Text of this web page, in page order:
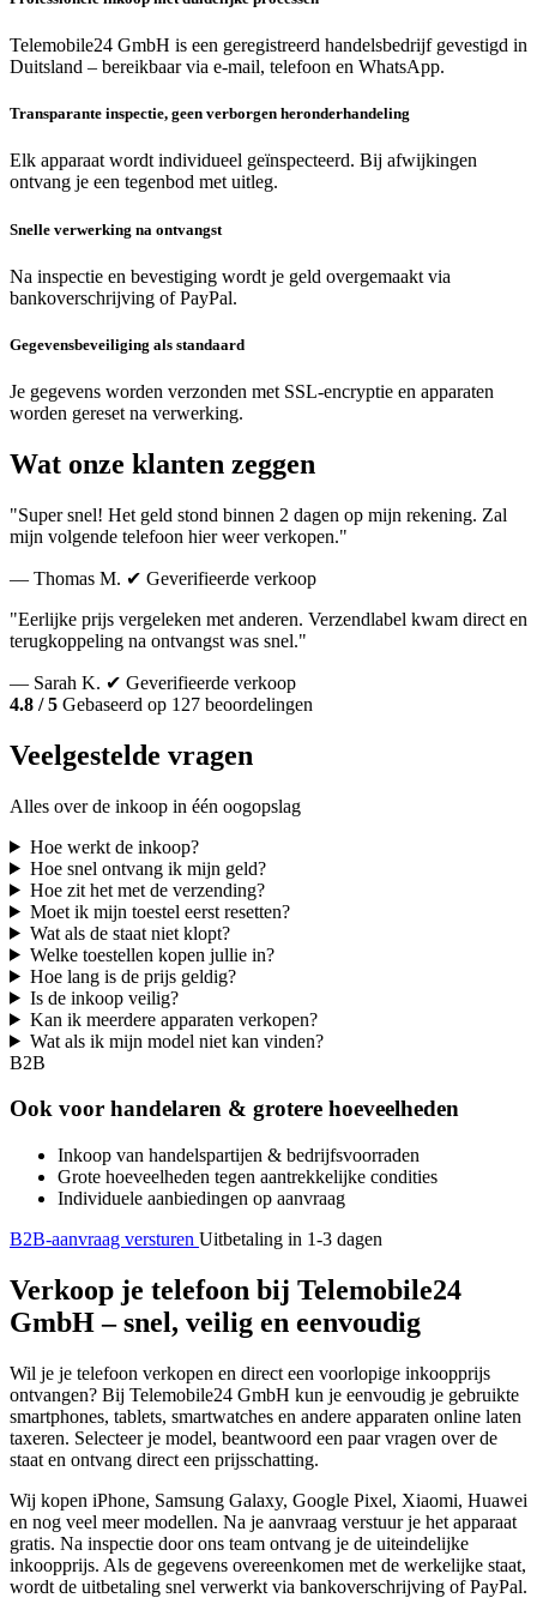
Telemobile24 GmbH is een geregistreerd handelsbedrijf gevestigd in
Duitsland – bereikbaar via e-mail, telefoon en WhatsApp.
Transparante inspectie, geen verborgen heronderhandeling
Elk apparaat wordt individueel geïnspecteerd. Bij afwijkingen
ontvang je een tegenbod met uitleg.
Snelle verwerking na ontvangst
Na inspectie en bevestiging wordt je geld overgemaakt via
bankoverschrijving of PayPal.
Gegevensbeveiliging als standaard
Je gegevens worden verzonden met SSL-encryptie en apparaten
worden gereset na verwerking.
Wat onze klanten zeggen
"Super snel! Het geld stond binnen 2 dagen op mijn rekening. Zal
mijn volgende telefoon hier weer verkopen."
— Thomas M. ✔ Geverifieerde verkoop
"Eerlijke prijs vergeleken met anderen. Verzendlabel kwam direct en
terugkoppeling na ontvangst was snel."
— Sarah K. ✔ Geverifieerde verkoop
4.8 / 5 Gebaseerd op 127 beoordelingen
Veelgestelde vragen
Alles over de inkoop in één oogopslag
Hoe werkt de inkoop?
Hoe snel ontvang ik mijn geld?
Hoe zit het met de verzending?
Moet ik mijn toestel eerst resetten?
Wat als de staat niet klopt?
Welke toestellen kopen jullie in?
Hoe lang is de prijs geldig?
Is de inkoop veilig?
Kan ik meerdere apparaten verkopen?
Wat als ik mijn model niet kan vinden?
B2B
Ook voor handelaren & grotere hoeveelheden
Inkoop van handelspartijen & bedrijfsvoorraden
Grote hoeveelheden tegen aantrekkelijke condities
Individuele aanbiedingen op aanvraag
B2B-aanvraag versturen Uitbetaling in 1-3 dagen
Verkoop je telefoon bij Telemobile24
GmbH – snel, veilig en eenvoudig
Wil je je telefoon verkopen en direct een voorlopige inkoopprijs
ontvangen? Bij Telemobile24 GmbH kun je eenvoudig je gebruikte
smartphones, tablets, smartwatches en andere apparaten online laten
taxeren. Selecteer je model, beantwoord een paar vragen over de
staat en ontvang direct een prijsschatting.
Wij kopen iPhone, Samsung Galaxy, Google Pixel, Xiaomi, Huawei
en nog veel meer modellen. Na je aanvraag verstuur je het apparaat
gratis. Na inspectie door ons team ontvang je de uiteindelijke
inkoopprijs. Als de gegevens overeenkomen met de werkelijke staat,
wordt de uitbetaling snel verwerkt via bankoverschrijving of PayPal.